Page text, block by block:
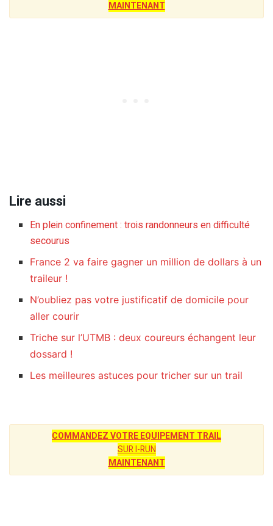
MAINTENANT
Lire aussi
En plein confinement : trois randonneurs en difficulté
secourus
France 2 va faire gagner un million de dollars à un
traileur !
N’oubliez pas votre justificatif de domicile pour
aller courir
Triche sur l’UTMB : deux coureurs échangent leur
dossard !
Les meilleures astuces pour tricher sur un trail
COMMANDEZ VOTRE EQUIPEMENT TRAIL
SUR I-RUN
MAINTENANT